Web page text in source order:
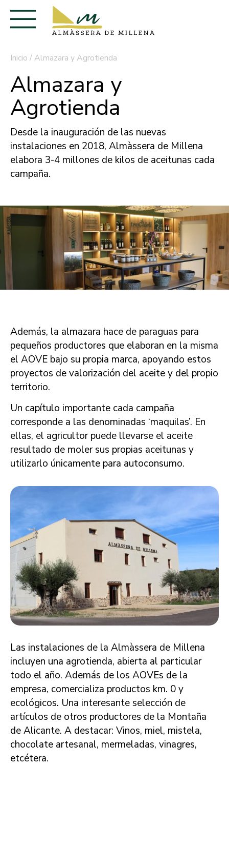
Inicio /Almazara y Agrotienda
Almazara y
Agrotienda
Desde la inauguración de las nuevas
instalaciones en 2018, Almàssera de Millena
elabora 3-4 millones de kilos de aceitunas cada
campaña.
Además, la almazara hace de paraguas para
pequeños productores que elaboran en la misma
el AOVE bajo su propia marca, apoyando estos
proyectos de valorización del aceite y del propio
territorio.
Un capítulo importante cada campaña
corresponde a las denominadas ‘maquilas’. En
ellas, el agricultor puede llevarse el aceite
resultado de moler sus propias aceitunas y
utilizarlo únicamente para autoconsumo.
Las instalaciones de la Almàssera de Millena
incluyen una agrotienda, abierta al particular
todo el año. Además de los AOVEs de la
empresa, comercializa productos km. 0 y
ecológicos. Una interesante selección de
artículos de otros productores de la Montaña
de Alicante. A destacar: Vinos, miel, mistela,
chocolate artesanal, mermeladas, vinagres,
etcétera.